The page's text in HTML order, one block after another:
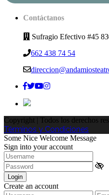
Contáctanos
Sufragio Efectivo #45
662 438 74 54
Copyright | Todos los derechos
Términos y Condiciones
Some Nice Welcome Message
Sign into your account
Login
Create an account